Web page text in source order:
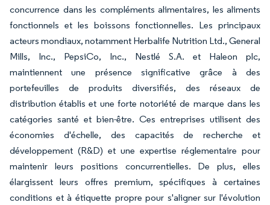
concurrence dans les compléments alimentaires, les aliments
fonctionnels et les boissons fonctionnelles. Les principaux
acteurs mondiaux, notamment Herbalife Nutrition Ltd., General
Mills, Inc., PepsiCo, Inc., Nestlé S.A. et Haleon plc,
maintiennent une présence significative grâce à des
portefeuilles de produits diversifiés, des réseaux de
distribution établis et une forte notoriété de marque dans les
catégories santé et bien-être. Ces entreprises utilisent des
économies d'échelle, des capacités de recherche et
développement (R&D) et une expertise réglementaire pour
maintenir leurs positions concurrentielles. De plus, elles
élargissent leurs offres premium, spécifiques à certaines
conditions et à étiquette propre pour s'aligner sur l'évolution